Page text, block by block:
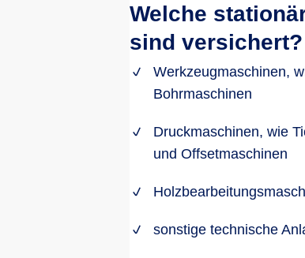
Welche
sind versichert?
Werkzeugmaschinen,
Bohrmaschinen
Druckmaschinen, wie
und Offsetmaschinen
sonstige technische